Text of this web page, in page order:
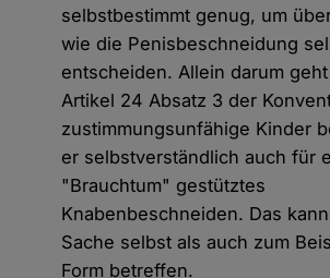
selbstbestimmt genug, um
wie die Penisbeschneidung
entscheiden. Allein darum
Artikel 24 Absatz 3 der
zustimmungsunfähige Kinder
er selbstverständlich auch für
"Brauchtum" gestütztes
Knabenbeschneiden. Das
Sache selbst als auch zum
Form betreffen.